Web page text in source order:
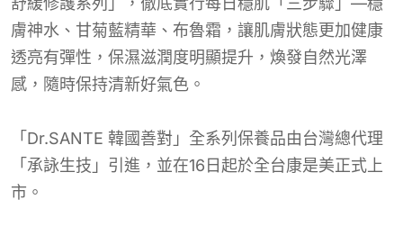
膚神水、甘菊藍精華、布魯霜，讓肌膚狀態更加健康
透亮有彈性，保濕滋潤度明顯提升，煥發自然光澤
感，隨時保持清新好氣色。
「Dr.SANTE 韓國善對」全系列保養品由台灣總代理
「承詠生技」引進，並在16日起於全台康是美正式上
市。